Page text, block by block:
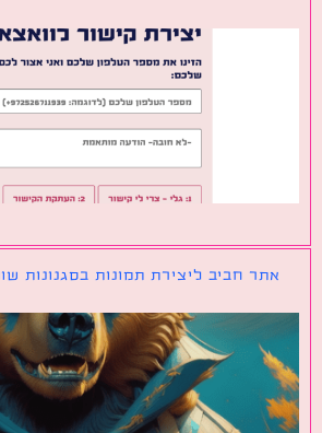
חביב ליצירת תמונות בסגנונות שונים על